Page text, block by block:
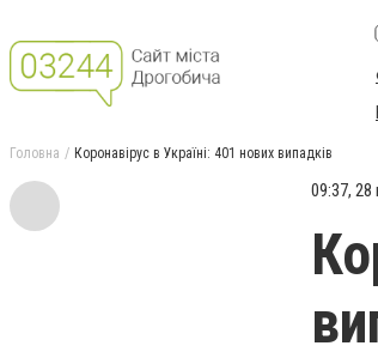
Головна Коронавірус в Україні: 401 нових випадків
09:37, 28